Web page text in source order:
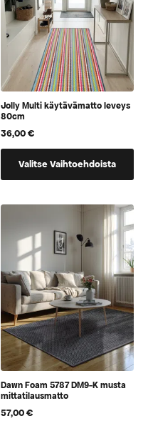
Jolly Multi käytävämatto leveys
80cm
36,00€
Valitse Vaihtoehdoista
tuotteella
vaihtoehtoja,
voidaan
valita
tuotteen
sivulla
Dawn Foam 5787 DM9-K musta
mittatilausmatto
57,00€